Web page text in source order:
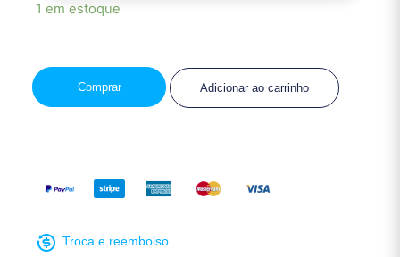
1 em estoque
Adicionar ao carrinho
Comprar
Troca e reembolso